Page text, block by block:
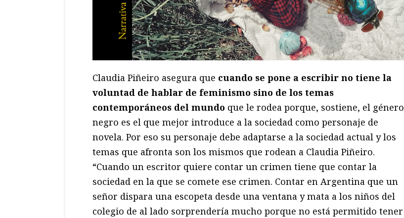
Claudia Piñeiro asegura que cuando se pone a escribir no tiene la
voluntad de hablar de feminismo sino de los temas
contemporáneos del mundo que le rodea porque, sostiene, el género
negro es el que mejor introduce a la sociedad como personaje de
novela. Por eso su personaje debe adaptarse a la sociedad actual y los
temas que afronta son los mismos que rodean a Claudia Piñeiro.
“Cuando un escritor quiere contar un crimen tiene que contar la
sociedad en la que se comete ese crimen. Contar en Argentina que un
señor dispara una escopeta desde una ventana y mata a los niños del
colegio de al lado sorprendería mucho porque no está permitido tener